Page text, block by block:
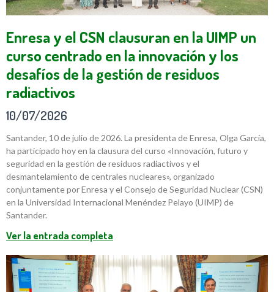
Enresa y el CSN clausuran en la UIMP un
curso centrado en la innovación y los
desafíos de la gestión de residuos
radiactivos
10/07/2026
Santander, 10 de julio de 2026. La presidenta de Enresa, Olga García,
ha participado hoy en la clausura del curso «Innovación, futuro y
seguridad en la gestión de residuos radiactivos y el
desmantelamiento de centrales nucleares», organizado
conjuntamente por Enresa y el Consejo de Seguridad Nuclear (CSN)
en la Universidad Internacional Menéndez Pelayo (UIMP) de
Santander.
Ver la entrada completa